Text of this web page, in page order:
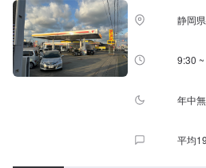
静岡
9:30
年中
平均